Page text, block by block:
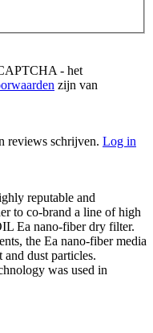
- het
zijn van
reviews schrijven. Log in
reputable and
to co-brand a line of high
Ea nano-fiber dry filter.
the Ea nano-fiber media
dust particles.
was used in